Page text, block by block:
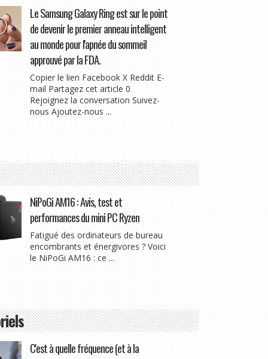
Le Samsung Galaxy Ring est sur le point
de devenir le premier anneau intelligent
au monde pour l'apnée du sommeil
approuvé par la FDA.
Copier le lien Facebook X Reddit E-
mail Partagez cet article 0
Rejoignez la conversation Suivez-
nous Ajoutez-nous ...
NiPoGi AM16 : Avis, test et
performances du mini PC Ryzen
Fatigué des ordinateurs de bureau
encombrants et énergivores ? Voici
le NiPoGi AM16 : ce ...
C'est à quelle fréquence (et à la